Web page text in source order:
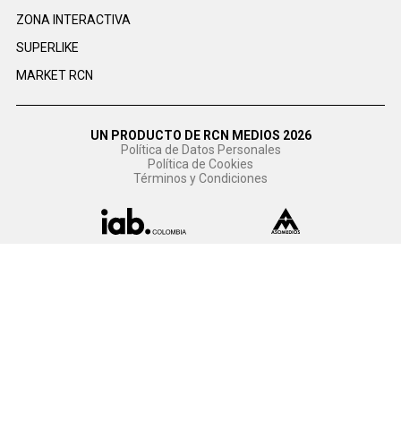
ZONA INTERACTIVA
SUPERLIKE
MARKET RCN
UN PRODUCTO DE RCN MEDIOS 2026
Política de Datos Personales
Política de Cookies
Términos y Condiciones